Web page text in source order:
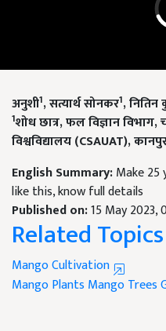
अनुशी1,सत्यार्थ सोनकर1,नितिन
1शोध छात्र,फल विज्ञान विभाग,
विश्वविद्यालय (CSAUAT),
English Summary:Make
like this, know full details
Published on:15 May 2023,
Related Topics
Mango Cultivation
Mango Plants Mango Trees